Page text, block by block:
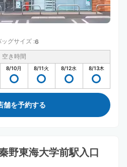
ッグサイズ :6
空き時間
8/10月 8/11火 8/12水 8/13木
舗を予約する
野東海大学前駅入口